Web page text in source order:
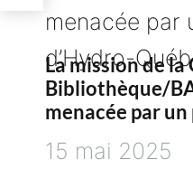
e
l
’
a
La mission de la
Bibliothèque/
menacée par
15 mai 2025